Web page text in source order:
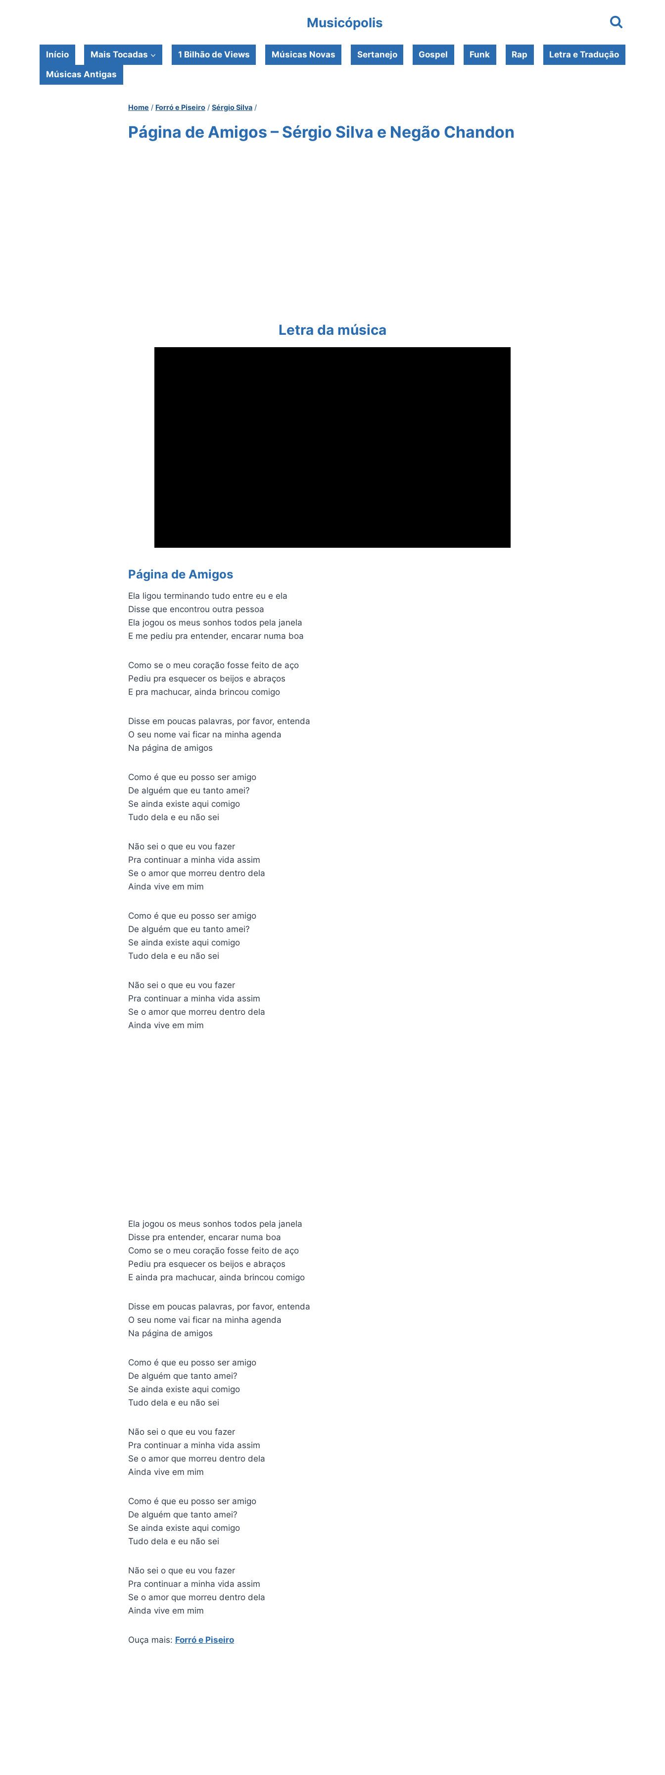
Conteúdo
Musicópolis
Início Mais Tocadas 1 Bilhão de Views Músicas Novas Sertanejo Gospel Funk Rap Letra e Tradução
Músicas Antigas
Home / Forró e Piseiro / Sérgio Silva /
Página de Amigos – Sérgio Silva e Negão Chandon
Letra da música
Página de Amigos
Ela ligou terminando tudo entre eu e ela
Disse que encontrou outra pessoa
Ela jogou os meus sonhos todos pela janela
E me pediu pra entender, encarar numa boa
Como se o meu coração fosse feito de aço
Pediu pra esquecer os beijos e abraços
E pra machucar, ainda brincou comigo
Disse em poucas palavras, por favor, entenda
O seu nome vai ficar na minha agenda
Na página de amigos
Como é que eu posso ser amigo
De alguém que eu tanto amei?
Se ainda existe aqui comigo
Tudo dela e eu não sei
Não sei o que eu vou fazer
Pra continuar a minha vida assim
Se o amor que morreu dentro dela
Ainda vive em mim
Como é que eu posso ser amigo
De alguém que eu tanto amei?
Se ainda existe aqui comigo
Tudo dela e eu não sei
Não sei o que eu vou fazer
Pra continuar a minha vida assim
Se o amor que morreu dentro dela
Ainda vive em mim
Ela jogou os meus sonhos todos pela janela
Disse pra entender, encarar numa boa
Como se o meu coração fosse feito de aço
Pediu pra esquecer os beijos e abraços
E ainda pra machucar, ainda brincou comigo
Disse em poucas palavras, por favor, entenda
O seu nome vai ficar na minha agenda
Na página de amigos
Como é que eu posso ser amigo
De alguém que tanto amei?
Se ainda existe aqui comigo
Tudo dela e eu não sei
Não sei o que eu vou fazer
Pra continuar a minha vida assim
Se o amor que morreu dentro dela
Ainda vive em mim
Como é que eu posso ser amigo
De alguém que tanto amei?
Se ainda existe aqui comigo
Tudo dela e eu não sei
Não sei o que eu vou fazer
Pra continuar a minha vida assim
Se o amor que morreu dentro dela
Ainda vive em mim
Ouça mais: Forró e Piseiro